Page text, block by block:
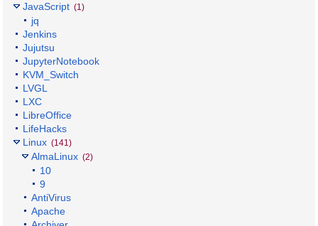
JavaScript (1)
jq
Jenkins
Jujutsu
JupyterNotebook
KVM_Switch
LVGL
LXC
LibreOffice
LifeHacks
Linux (141)
AlmaLinux (2)
10
9
AntiVirus
Apache